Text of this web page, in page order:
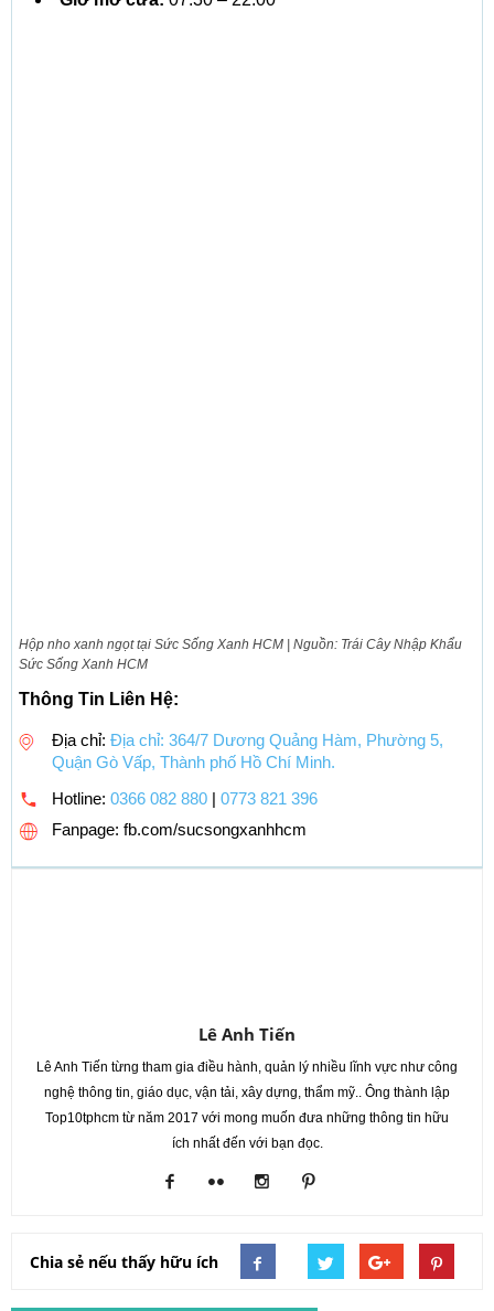
Hộp nho xanh ngọt tại Sức Sống Xanh HCM | Nguồn: Trái Cây Nhập Khẩu
Sức Sống Xanh HCM
Thông Tin Liên Hệ:
Địa chỉ: Địa chỉ: 364/7 Dương Quảng Hàm, Phường 5,
Quận Gò Vấp, Thành phố Hồ Chí Minh.
Hotline: 0366 082 880 | 0773 821 396
Fanpage: fb.com/sucsongxanhhcm
Lê Anh Tiến
Lê Anh Tiến từng tham gia điều hành, quản lý nhiều lĩnh vực như công
nghệ thông tin, giáo dục, vận tải, xây dựng, thẩm mỹ.. Ông thành lập
Top10tphcm từ năm 2017 với mong muốn đưa những thông tin hữu
ích nhất đến với bạn đọc.
Chia sẻ nếu thấy hữu ích